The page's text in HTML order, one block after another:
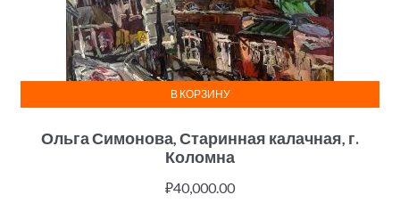
Ольга Симонова, Старинная калачная, г.
Коломна
₽40,000.00
В КОРЗИНУ